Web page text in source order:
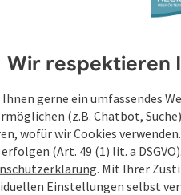
Wir respektieren
gerne ein umfassendes
(z.B. Chatbot,
wofür wir Cookies
(Art. 49 (1) lit. a
. Mit Ihrer
Einstellungen selbst